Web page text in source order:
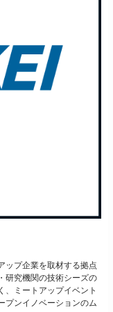
ップ企業を取材する拠点
研究機関の技術シーズの
、ミートアップイベント
プンイノベーションのム